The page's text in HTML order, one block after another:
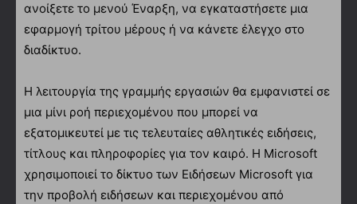
ανοίξετε το μενού Έναρξη, να εγκαταστήσετε μια
εφαρμογή τρίτου μέρους ή να κάνετε έλεγχο στο
διαδίκτυο.
Η λειτουργία της γραμμής εργασιών θα εμφανιστεί σε
μια μίνι ροή περιεχομένου που μπορεί να
εξατομικευτεί με τις τελευταίες αθλητικές ειδήσεις,
τίτλους και πληροφορίες για τον καιρό. Η Microsoft
χρησιμοποιεί το δίκτυο των Ειδήσεων Microsoft για
την προβολή ειδήσεων και περιεχομένου από